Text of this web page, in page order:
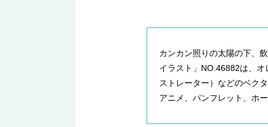
カンカン照りの太陽の下、
イラスト」NO.46882は、
ストレーター）などのベク
アニメ、パンフレット、ホ